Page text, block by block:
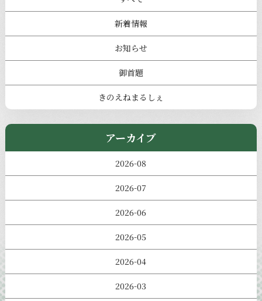
新着情報
お知らせ
御首題
きのえねまるしぇ
アーカイブ
2026-08
2026-07
2026-06
2026-05
2026-04
2026-03